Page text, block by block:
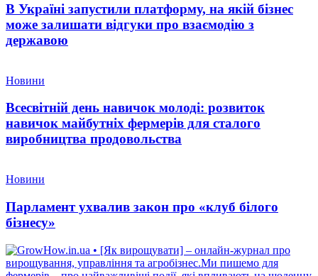
В Україні запустили платформу, на якій бізнес
може залишати відгуки про взаємодію з
державою
Новини
Всесвітній день навичок молоді: розвиток
навичок майбутніх фермерів для сталого
виробництва продовольства
Новини
Парламент ухвалив закон про «клуб білого
бізнесу»